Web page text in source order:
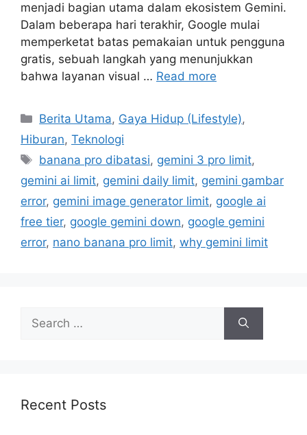
menjadi bagian utama dalam ekosistem Gemini.
Dalam beberapa hari terakhir, Google mulai
memperketat batas pemakaian untuk pengguna
gratis, sebuah langkah yang menunjukkan
bahwa layanan visual … Read more
C
a
e
g
o
r
i
Berita Utama, Gaya Hidup (Lifestyle),
Hiburan, Teknologi
T
a
s
banana pro dibatasi, gemini 3 pro limit,
gemini ai limit, gemini daily limit, gemini gambar
error, gemini image generator limit, google ai
free tier, google gemini down, google gemini
error, nano banana pro limit, why gemini limit
h
Recent Posts